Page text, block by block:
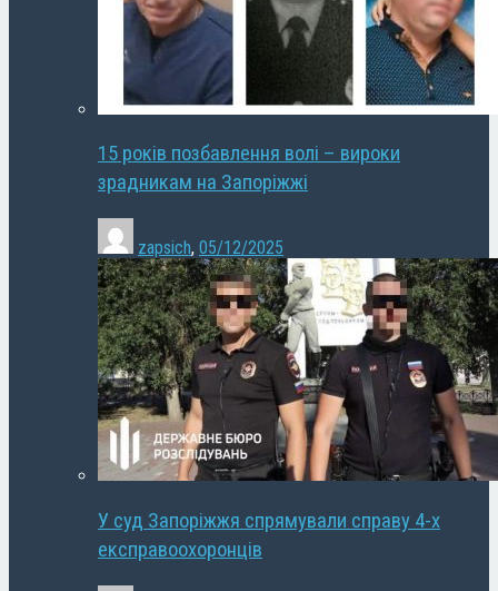
15 років позбавлення волі – вироки
зрадникам на Запоріжжі
zapsich, 05/12/2025
У суд Запоріжжя спрямували справу 4-х
експравоохоронців